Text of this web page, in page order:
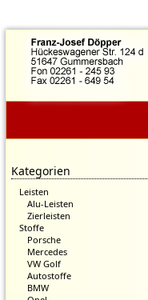
Kategorien
Leisten
Alu-Leisten
Zierleisten
Stoffe
Porsche
Mercedes
VW Golf
Autostoffe
BMW